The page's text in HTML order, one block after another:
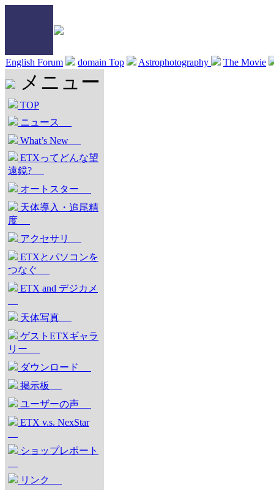
English Forum domain Top Astrophotography The Movie
メニュー
TOP
ニュース
What’s New
ETXってどんな望
遠鏡?
オートスター
天体導入・追尾精
度
アクセサリ
ETXとパソコンを
つなぐ
ETX and デジカメ
天体写真
ゲストETXギャラ
リー
ダウンロード
掲示板
ユーザーの声
ETX v.s. NexStar
ショップレポート
リンク